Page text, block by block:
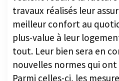
meilleur confort au
plus-value à leur
tout. Leur bien sera en
nouvelles normes qui ont
Parmi celles-ci, les
Climat et Résilienceen